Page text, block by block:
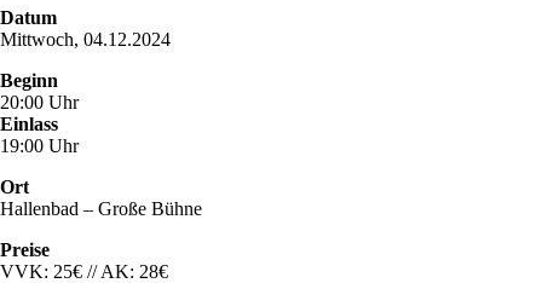
Datum
Mittwoch, 04.12.2024
Beginn
20:00 Uhr
Einlass
19:00 Uhr
Ort
Hallenbad – Große Bühne
Preise
VVK: 25€ // AK: 28€